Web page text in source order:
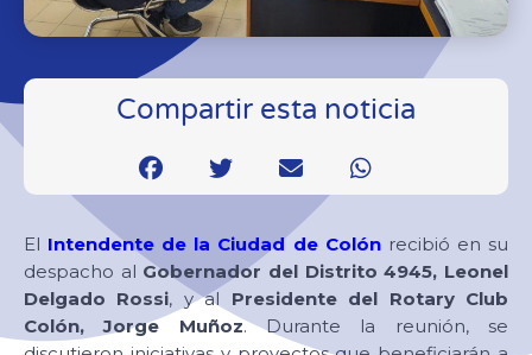
Compartir esta noticia
El Intendente de la Ciudad de Colónrecibió en su
despacho al Gobernador del Distrito 4945, Leonel
Delgado Rossi, y al Presidente del Rotary Club
Colón, Jorge Muñoz. Durante la reunión, se